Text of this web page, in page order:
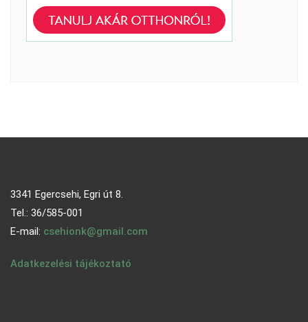
3341 Egercsehi, Egri út 8.
Tel.: 36/585-001
E-mail: csehionk@gmail.com
Adatkezelési tájékoztató